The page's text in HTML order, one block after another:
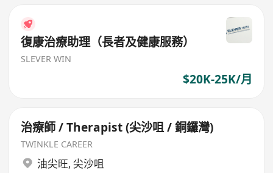
復康治療助理（長者及健康服務）
SLEVER WIN
$20K-25K/月
治療師 / Therapist (尖沙咀 / 銅鑼灣)
TWINKLE CAREER
油尖旺, 尖沙咀